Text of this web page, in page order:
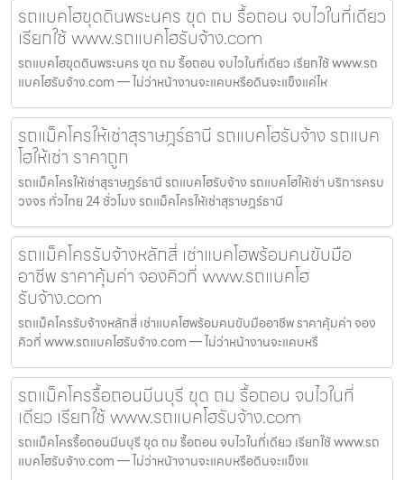
รถแบคโฮขุดดินพระนคร ขุด ถม รื้อถอน จบไวในที่เดียว
เรียกใช้ www.รถแบคโฮรับจ้าง.com
รถแบคโฮขุดดินพระนคร ขุด ถม รื้อถอน จบไวในที่เดียว เรียกใช้ www.รถ
แบคโฮรับจ้าง.com — ไม่ว่าหน้างานจะแคบหรือดินจะแข็งแค่ไห
รถแม็คโครให้เช่าสุราษฎร์ธานี รถแบคโฮรับจ้าง รถแบค
โฮให้เช่า ราคาถูก
รถแม็คโครให้เช่าสุราษฎร์ธานี รถแบคโฮรับจ้าง รถแบคโฮให้เช่า บริการครบ
วงจร ทั่วไทย 24 ชั่วโมง รถแม็คโครให้เช่าสุราษฎร์ธานี
รถแม็คโครรับจ้างหลักสี่ เช่าแบคโฮพร้อมคนขับมือ
อาชีพ ราคาคุ้มค่า จองคิวที่ www.รถแบคโฮ
รับจ้าง.com
รถแม็คโครรับจ้างหลักสี่ เช่าแบคโฮพร้อมคนขับมืออาชีพ ราคาคุ้มค่า จอง
คิวที่ www.รถแบคโฮรับจ้าง.com — ไม่ว่าหน้างานจะแคบหรื
รถแม็คโครรื้อถอนมีนบุรี ขุด ถม รื้อถอน จบไวในที่
เดียว เรียกใช้ www.รถแบคโฮรับจ้าง.com
รถแม็คโครรื้อถอนมีนบุรี ขุด ถม รื้อถอน จบไวในที่เดียว เรียกใช้ www.รถ
แบคโฮรับจ้าง.com — ไม่ว่าหน้างานจะแคบหรือดินจะแข็งแ